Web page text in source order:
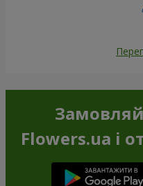
Flowers.ua і